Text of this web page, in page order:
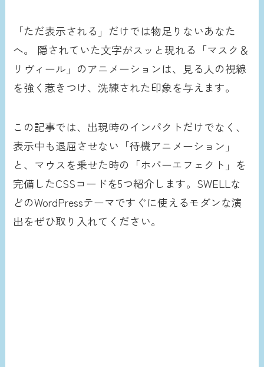
「ただ表示される」だけでは物足りないあなた
へ。 隠されていた文字がスッと現れる「マスク＆
リヴィール」のアニメーションは、見る人の視線
を強く惹きつけ、洗練された印象を与えます。
この記事では、出現時のインパクトだけでなく、
表示中も退屈させない「待機アニメーション」
と、マウスを乗せた時の「ホバーエフェクト」を
完備したCSSコードを5つ紹介します。SWELLな
どのWordPressテーマですぐに使えるモダンな演
出をぜひ取り入れてください。